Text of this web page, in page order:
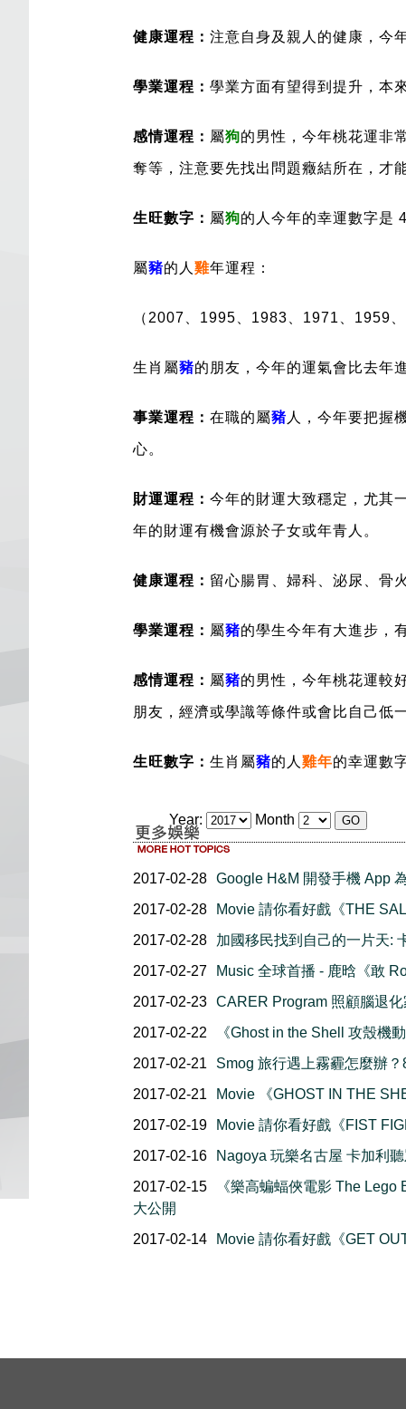
健康運程： 注意自身及親人的健康，今
學業運程： 學業方面有望得到提升，本
感情運程： 屬狗的男性，今年桃花運非
奪等，注意要先找出問題癥結所在，才
生旺數字： 屬狗的人今年的幸運數字是 4
屬豬的人 雞年運程：
（2007、1995、1983、1971、1959、
生肖屬豬的朋友，今年的運氣會比去年
事業運程： 在職的屬豬 人，今年要把握
心。
財運運程： 今年的財運大致穩定，尤其
年的財運有機會源於子女或年青人。
健康運程： 留心腸胃、婦科、泌尿、骨
學業運程： 屬豬的學生今年有大進步，
感情運程： 屬豬的男性，今年桃花運較
朋友，經濟或學識等條件或會比自己低一
生旺數字： 生肖屬豬的人 雞年的幸運數
Year: Month
2017-02-28 Google H&M 開發手機 App
2017-02-28
Movie 請你看好戲《THE
2017-02-28
加國移民找到自己的一片天:
2017-02-27
Music 全球首播 - 鹿晗《敢
2017-02-23 CARER Program 照顧腦退化
2017-02-22
《Ghost in the Shell 攻殼機
2017-02-21
Smog 旅行遇上霧霾怎麼辦
2017-02-21
Movie 《GHOST IN THE
2017-02-19
Movie 請你看好戲《FIST
2017-02-16
Nagoya 玩樂名古屋 卡加利
2017-02-15
《樂高蝙蝠俠電影 The
大公開
2017-02-14
Movie 請你看好戲《GET OUT